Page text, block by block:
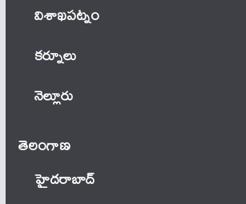
విశాఖపట్నం
కర్నూలు
నెల్లూరు
తెలంగాణ‌
హైదరాబాద్